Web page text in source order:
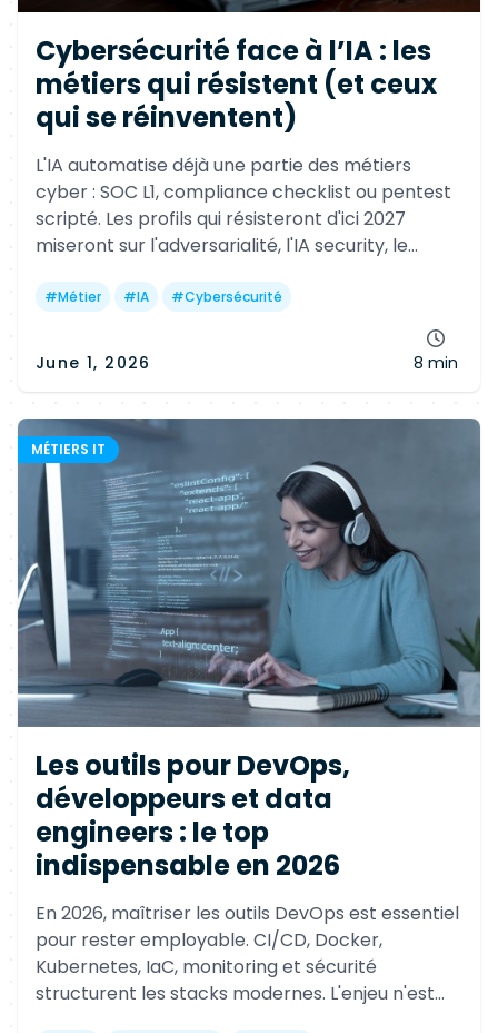
Cybersécurité face à l’IA : les
métiers qui résistent (et ceux
qui se réinventent)
L'IA automatise déjà une partie des métiers
cyber : SOC L1, compliance checklist ou pentest
scripté. Les profils qui résisteront d'ici 2027
miseront sur l'adversarialité, l'IA security, le
#Métier #IA #Cybersécurité
June 1, 2026 8 min
MÉTIERS IT
Les outils pour DevOps,
développeurs et data
engineers : le top
indispensable en 2026
En 2026, maîtriser les outils DevOps est essentiel
pour rester employable. CI/CD, Docker,
Kubernetes, IaC, monitoring et sécurité
structurent les stacks modernes. L'enjeu n'est